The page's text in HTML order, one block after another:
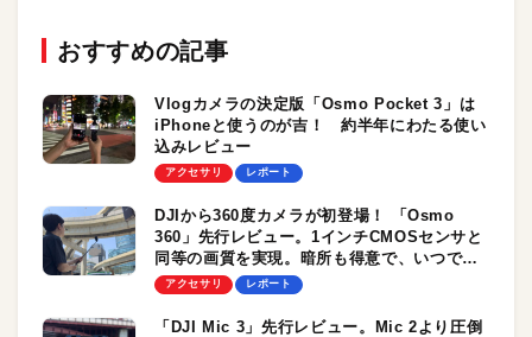
おすすめの記事
Vlogカメラの決定版「Osmo Pocket 3」は
iPhoneと使うのが吉！ 約半年にわたる使い
込みレビュー
アクセサリ レポート
DJIから360度カメラが初登場！ 「Osmo
360」先行レビュー。1インチCMOSセンサと
同等の画質を実現。暗所も得意で、いつでも
どこでも頼れる1台
アクセサリ レポート
「DJI Mic 3」先行レビュー。Mic 2より圧倒